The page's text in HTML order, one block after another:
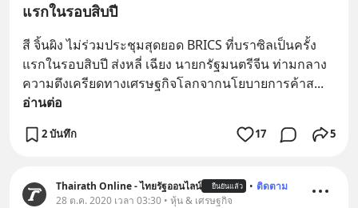
แรกในรอบสิบปี
สี จิ้นผิง ไม่ร่วมประชุมสุดยอด BRICS ที่บราซิลเป็นครั้ง
แรกในรอบสิบปี ส่งหลี่ เฉียง นายกรัฐมนตรีจีน ท่ามกลาง
ความตึงเครียดทางเศรษฐกิจโลกจากนโยบายการค้าส
อ่านต่อ
2 บันทึก 17 5
Thairath Online - ไทยรัฐออนไลน์ ยืนยันแล้ว • ติดตาม
28 ต.ค. 2020 เวลา 03:30 • หุ้น & เศรษฐกิจ